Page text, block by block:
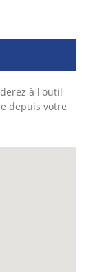
à l'outil
depuis votre